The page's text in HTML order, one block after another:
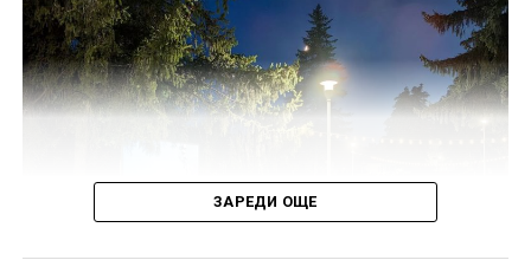
ЗАРЕДИ ОЩЕ